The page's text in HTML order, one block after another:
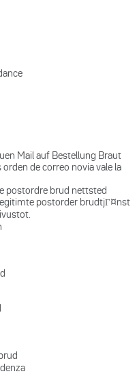
Mail auf Bestellung Braut
de correo novia vale la
postordre brud nettsted
postorder brudtjГ¤nst